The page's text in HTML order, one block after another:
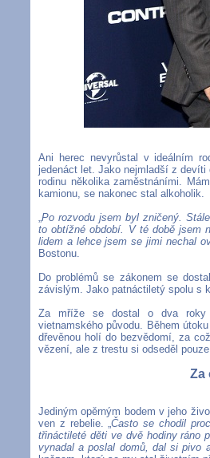
Ani herec nevyrůstal v ideálním
jedenáct let. Jako nejmladší z
rodinu několika zaměstnáními.
kamionu, se nakonec stal alkoholik.
„Po rozvodu jsem byl zničený.
to obtížné období. V té době jsem
lidem a lehce jsem se jimi nechal
Bostonu.
Do problémů se zákonem se
závislým. Jako patnáctiletý spolu s
Za mříže se dostal o dva roky
vietnamského původu. Během
dřevěnou holí do bezvědomí, za
vězení, ale z trestu si odseděl
Za
Jediným opěrným bodem v jeho
ven z rebelie. „Často se chodil
třináctileté děti ve dvě hodiny ráno
vynadal a poslal domů, dal si pivo